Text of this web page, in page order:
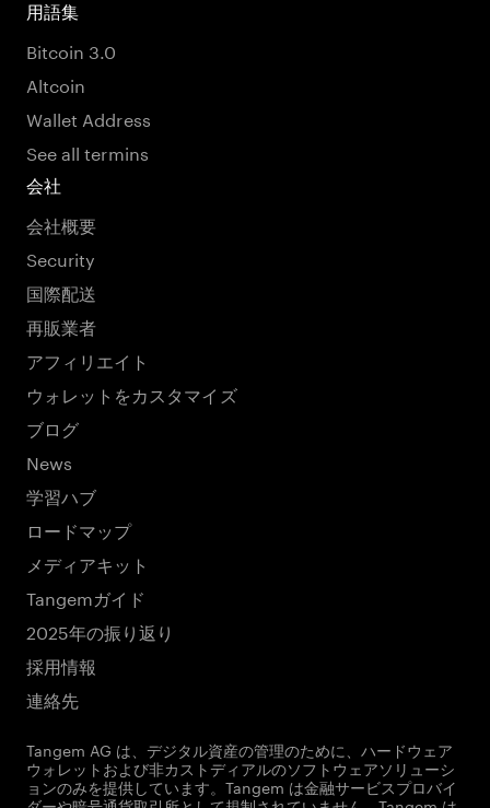
用語集
Bitcoin 3.0
Altcoin
Wallet Address
See all termins
会社
会社概要
Security
国際配送
再販業者
アフィリエイト
ウォレットをカスタマイズ
ブログ
News
学習ハブ
ロードマップ
メディアキット
Tangemガイド
2025年の振り返り
採用情報
連絡先
Tangem AG は、デジタル資産の管理のために、ハードウェア
ウォレットおよび非カストディアルのソフトウェアソリューシ
ョンのみを提供しています。Tangem は金融サービスプロバイ